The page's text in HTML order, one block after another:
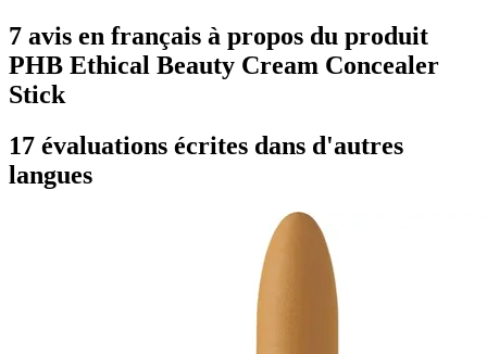
7 avis en français à propos du produit
PHB Ethical Beauty Cream Concealer
Stick
17 évaluations écrites dans d'autres
langues